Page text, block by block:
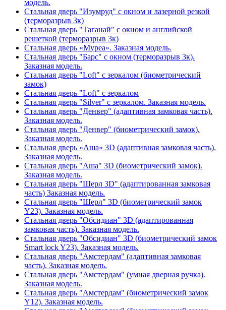
модель.
Стальная дверь "Изумруд" с окном и лазерной резкой
(терморазрыв 3к)
Стальная дверь "Таганай" с окном и английской
решеткой (терморазрыв 3к)
Стальная дверь «Муреа». Заказная модель.
Стальная дверь "Барс" с окном (терморазрыв 3к).
Заказная модель.
Стальная дверь "Loft" с зеркалом (биометрический
замок)
Стальная дверь "Loft" с зеркалом
Стальная дверь "Silver" с зеркалом. Заказная модель.
Стальная дверь "Денвер" (адаптивная замковая часть).
Заказная модель.
Стальная дверь "Денвер" (биометрический замок).
Заказная модель.
Стальная дверь «Аша» 3D (адаптивная замковая часть).
Заказная модель.
Стальная дверь "Аша" 3D (биометрический замок).
Заказная модель.
Стальная дверь "Шерл 3D" (адаптированная замковая
часть) Заказная модель.
Стальная дверь "Шерл" 3D (биометрический замок
Y23). Заказная модель.
Стальная дверь "Обсидиан" 3D (адаптированная
замковая часть). Заказная модель.
Стальная дверь "Обсидиан" 3D (биометрический замок
Smart lock Y23). Заказная модель.
Стальная дверь "Амстердам" (адаптивная замковая
часть). Заказная модель.
Стальная дверь "Амстердам" (умная дверная ручка).
Заказная модель.
Стальная дверь "Амстердам" (биометрический замок
Y12). Заказная модель.